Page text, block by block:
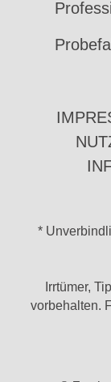
*
Irrtümer,
vorbehalten.